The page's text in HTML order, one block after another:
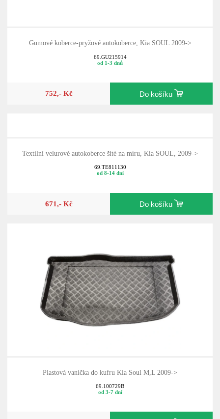
Gumové koberce-pryžové autokoberce, Kia SOUL 2009->
69.GU215914
od 1-3 dnů
752,- Kč Do košíku
Textilní velurové autokoberce šité na míru, Kia SOUL, 2009->
69.TE811130
od 8-14 dní
671,- Kč Do košíku
Plastová vanička do kufru Kia Soul M,L 2009->
69.100729B
od 3-7 dní